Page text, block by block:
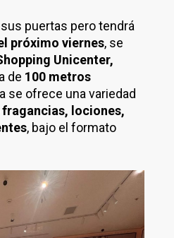
sus puertas pero tendrá
próximo viernes, se
Unicenter,
de 100 metros
se ofrece una variedad
fragancias, lociones,
, bajo el formato